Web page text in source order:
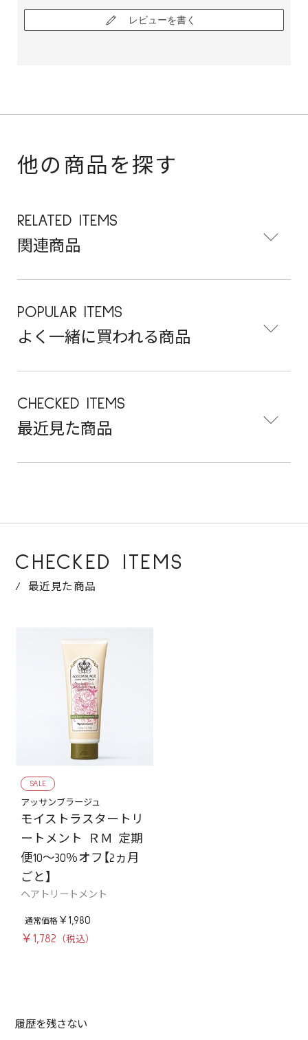
レビューを書く
他の商品を探す
RELATED ITEMS
関連商品
POPULAR ITEMS
よく一緒に買われる商品
CHECKED ITEMS
最近見た商品
CHECKED ITEMS
最近見た商品
SALE
アッサンブラージュ
モイストラスタートリ
ートメント ＲＭ 定期
便10～30％オフ【2ヵ月
ごと】
ヘアトリートメント
￥1,980
￥1,782
履歴を残さない